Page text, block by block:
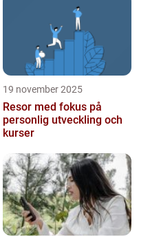
19 november 2025
Resor med fokus på
personlig utveckling och
kurser